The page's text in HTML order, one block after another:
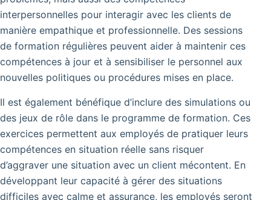
interpersonnelles pour interagir avec les clients de
manière empathique et professionnelle. Des sessions
de formation régulières peuvent aider à maintenir ces
compétences à jour et à sensibiliser le personnel aux
nouvelles politiques ou procédures mises en place.
Il est également bénéfique d’inclure des simulations ou
des jeux de rôle dans le programme de formation. Ces
exercices permettent aux employés de pratiquer leurs
compétences en situation réelle sans risquer
d’aggraver une situation avec un client mécontent. En
développant leur capacité à gérer des situations
difficiles avec calme et assurance, les employés seront